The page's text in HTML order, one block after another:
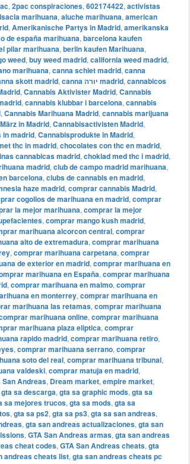
, 2pac conspiraciones, 602174422, activistas
marihuana, aluche marihuana, american
, Amerikanische Partys in Madrid, amerikanska
de españa marihuana, barcelona kaufen
pilar marihuana, berlin kaufen Marihuana,
weed, buy weed madrid, california weed madrid,
marihuana, canna schiet madrid, canna
skott madrid, canna יורה madrid, cannabicos
, Cannabis Aktivister Madrid, Cannabis
, cannabis klubbar i barcelona, cannabis
, Cannabis Marihuana Madrid, cannabis marijuana
in Madrid, Cannabisactivisten Madrid,
in madrid, Cannabisprodukte in Madrid,
thc in madrid, chocolates con thc en madrid,
cannabicas madrid, choklad med thc i madrid,
madrid, club de campo madrid marihuana,
barcelona, clubs de cannabis en madrid,
haze madrid, comprar cannabis Madrid,
cogollos de marihuana en madrid, comprar
la mejor marihuana, comprar la mejor
, comprar mango kush madrid,
marihuana alcorcon central, comprar
alto de extremadura, comprar marihuana
, comprar marihuana carpetana, comprar
de exterior en madrid, comprar marihuana en
marihuana en España, comprar marihuana
, comprar marihuana en malmo, comprar
en monterrey, comprar marihuana en
marihuana las retamas, comprar marihuana
marihuana online, comprar marihuana
marihuana plaza eliptica, comprar
rapido madrid, comprar marihuana retiro,
, comprar marihuana serrano, comprar
soto del real, comprar marihuana tribunal,
valdeski, comprar matuja en madrid,
San Andreas, Dream market, empire market,
gta sa descarga, gta sa graphic mods, gta sa
sa mejores trucos, gta sa mods, gta sa
, gta sa ps2, gta sa ps3, gta sa san andreas,
, gta san andreas actualizaciones, gta san
, GTA San Andreas armas, gta san andreas
cheat codes, GTA San Andreas cheats, gta
andreas cheats list, gta san andreas cheats pc